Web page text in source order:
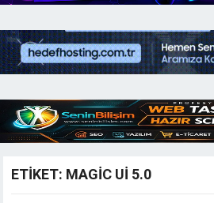
ETIKET: MAGIC UI 5.0